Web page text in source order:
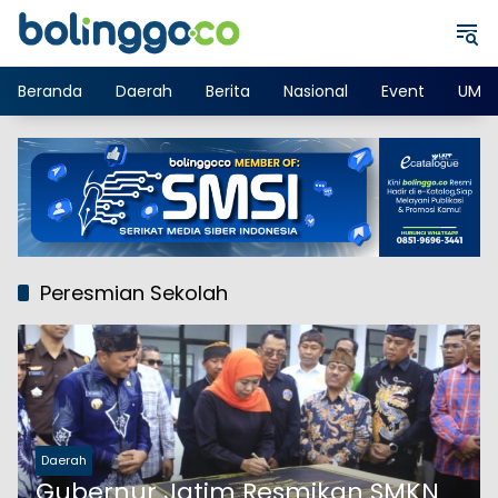
Langsung
Beranda
Daerah Berita Nasional Event
Peresmian Sekolah
Daerah